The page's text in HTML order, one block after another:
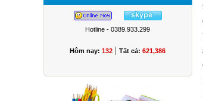
Hotline - 0389.933.299
Hôm nay: 132 | Tất cả: 621,386